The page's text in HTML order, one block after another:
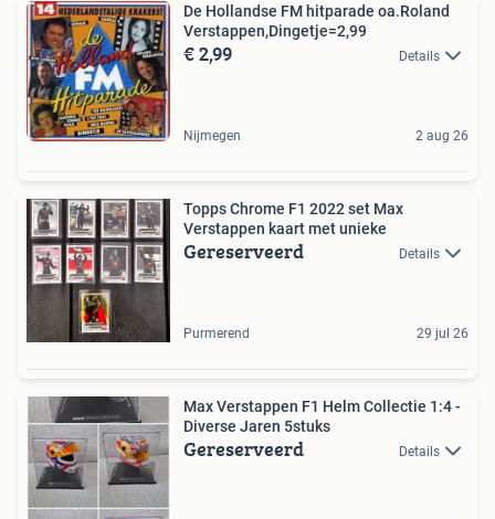
De Hollandse FM hitparade oa.Roland
Verstappen,Dingetje=2,99
€ 2,99 Details
Nijmegen 2 aug 26
Topps Chrome F1 2022 set Max
Verstappen kaart met unieke
Gereserveerd Details
Purmerend 29 jul 26
Max Verstappen F1 Helm Collectie 1:4 -
Diverse Jaren 5stuks
Gereserveerd Details